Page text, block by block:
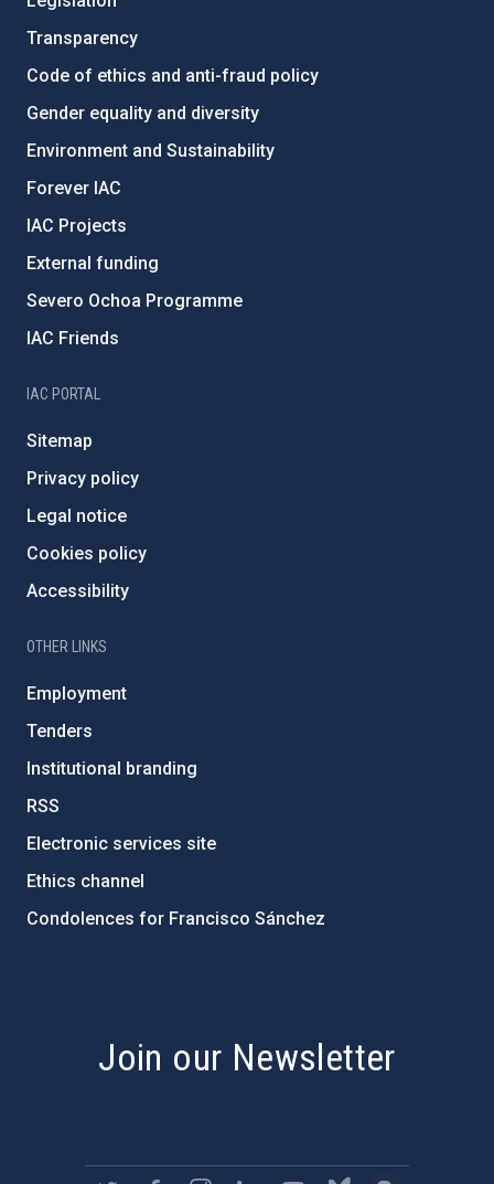
Transparency
Code of ethics and anti-fraud policy
Gender equality and diversity
Environment and Sustainability
Forever IAC
IAC Projects
External funding
Severo Ochoa Programme
IAC Friends
IAC PORTAL
Sitemap
Privacy policy
Legal notice
Cookies policy
Accessibility
OTHER LINKS
Employment
Tenders
Institutional branding
RSS
Electronic services site
Ethics channel
Condolences for Francisco Sánchez
Join our Newsletter